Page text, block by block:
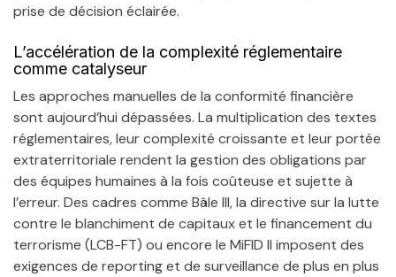
prise de décision éclairée.
L’accélération de la complexité réglementaire
comme catalyseur
Les approches manuelles de la conformité financière
sont aujourd’hui dépassées. La multiplication des textes
réglementaires, leur complexité croissante et leur portée
extraterritoriale rendent la gestion des obligations par
des équipes humaines à la fois coûteuse et sujette à
l’erreur. Des cadres comme Bâle III, la directive sur la lutte
contre le blanchiment de capitaux et le financement du
terrorisme (LCB-FT) ou encore le MiFID II imposent des
exigences de reporting et de surveillance de plus en plus